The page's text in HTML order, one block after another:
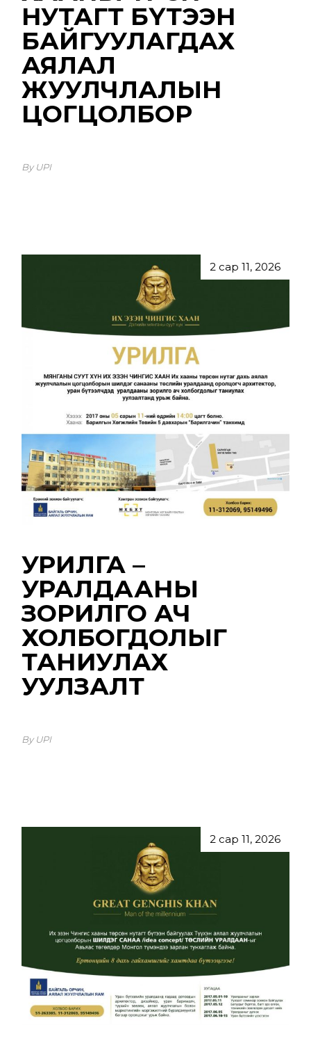
НУТАГТ БҮТЭЭН
БАЙГУУЛАГДАХ
АЯЛАЛ
ЖУУЛЧЛАЛЫН
ЦОГЦОЛБОР
By UPI
2 сар 11, 2026
УРИЛГА –
УРАЛДААНЫ
ЗОРИЛГО АЧ
ХОЛБОГДОЛЫГ
ТАНИУЛАХ
УУЛЗАЛТ
By UPI
2 сар 11, 2026